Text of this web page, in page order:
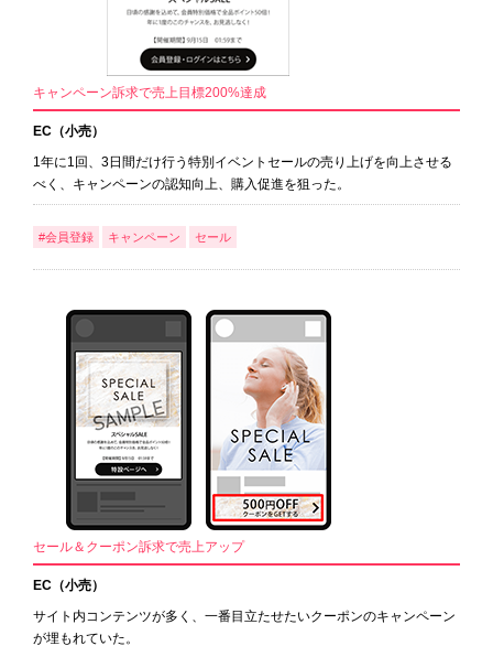
キャンペーン訴求で売上目標200%達成
EC（小売）
1年に1回、3日間だけ行う特別イベントセールの売り上げを向上させる
べく、キャンペーンの認知向上、購入促進を狙った。
#会員登録 キャンペーン セール
セール＆クーポン訴求で売上アップ
EC（小売）
サイト内コンテンツが多く、一番目立たせたいクーポンのキャンペーン
が埋もれていた。